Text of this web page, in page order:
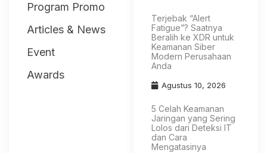
Program Promo
Articles & News
Event
Awards
Terjebak “Alert
Fatigue”? Saatnya
Beralih ke XDR untuk
Keamanan Siber
Modern Perusahaan
Anda
Agustus 10, 2026
5 Celah Keamanan
Jaringan yang Sering
Lolos dari Deteksi IT
dan Cara
Mengatasinya